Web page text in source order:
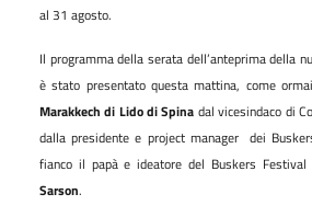
al 31 agosto.
Il programma della serata dell’anteprima della
è stato presentato questa mattina, come
Marakkech di Lido di Spina dal vicesindaco di
dalla presidente e project manager dei
fianco il papà e ideatore del Buskers Festival
Sarson.